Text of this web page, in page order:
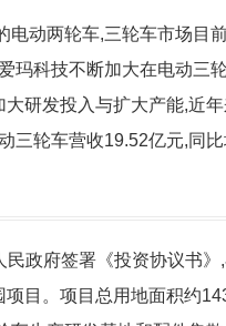
电动两轮车,三轮车市场目
玛科技不断加大在电动三
研发投入与扩大产能,近
三轮车营收19.52亿元,同
政府签署《投资协议书
目。项目总用地面积约